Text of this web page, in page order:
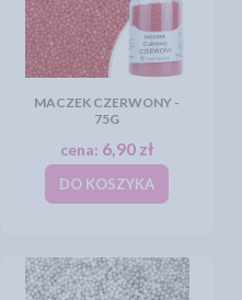
MACZEK CZERWONY -
75G
cena: 6,90 zł
DO KOSZYKA